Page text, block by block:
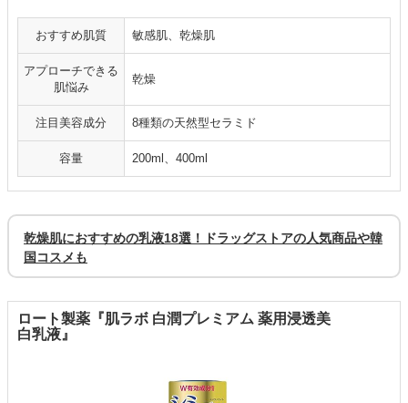
おすすめ肌質 敏感肌、乾燥肌
アプローチできる
肌悩み
乾燥
注目美容成分 8種類の天然型セラミド
容量 200ml、400ml
乾燥肌におすすめの乳液18選！ドラッグストアの人気商品や韓
国コスメも
ロート製薬『肌ラボ 白潤プレミアム 薬用浸透美
白乳液』